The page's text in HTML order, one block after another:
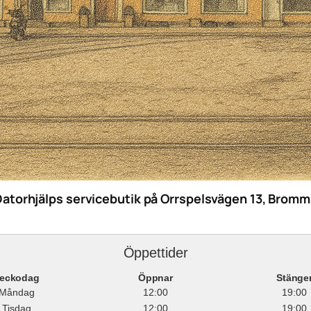
servicebutik på Orrspelsvägen 13,
Öppettider
Öppnar
12:00
19:00
Tisdag
12:00 19:00